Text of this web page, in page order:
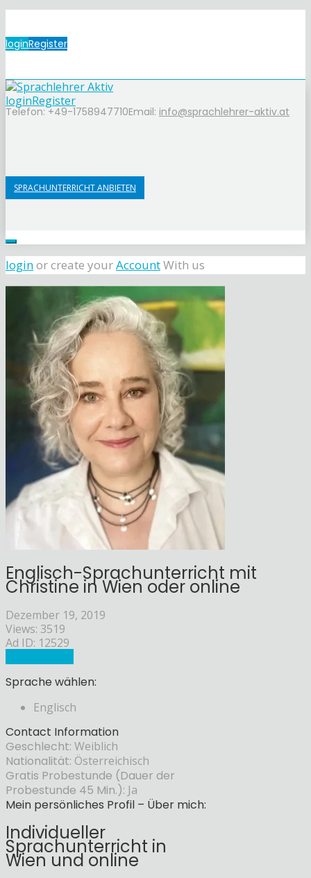
loginRegister
Telefon: +49-1758947710Email: info@sprachlehrer-aktiv.at
loginRegister
SPRACHUNTERRICHT ANBIETEN
loginor create yourAccountWith us
Englisch-Sprachunterricht mit
Christine in Wien oder online
Dezember 19, 2019
Views: 3519
Ad ID: 12529
Sprache wählen:
Englisch
Contact Information
Geschlecht: Weiblich
Nationalität: Österreichisch
Gratis Probestunde (Dauer der
Probestunde 45 Min.): Ja
Mein persönliches Profil – Über mich:
Individueller
Sprachunterricht in
Wien und online